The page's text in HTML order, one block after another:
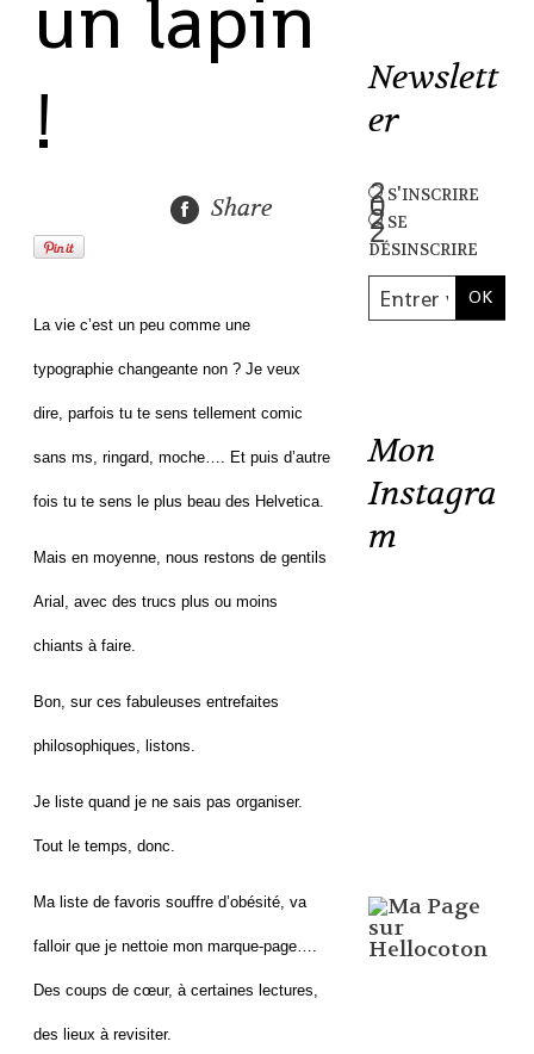
un lapin
!
Share
La vie c’est un peu comme une
typographie changeante non ? Je veux
dire, parfois tu te sens tellement comic
sans ms, ringard, moche…. Et puis d’autre
fois tu te sens le plus beau des Helvetica.
Mais en moyenne, nous restons de gentils
Arial, avec des trucs plus ou moins
chiants à faire.
Bon, sur ces fabuleuses entrefaites
philosophiques, listons.
Je liste quand je ne sais pas organiser.
Tout le temps, donc.
Ma liste de favoris souffre d’obésité, va
falloir que je nettoie mon marque-page….
Des coups de cœur, à certaines lectures,
des lieux à revisiter.
Newslett
er
s'inscrire
se
désinscrire
Mon
Instagra
m